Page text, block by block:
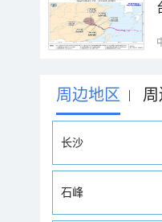
周边地区 |
长沙
石峰